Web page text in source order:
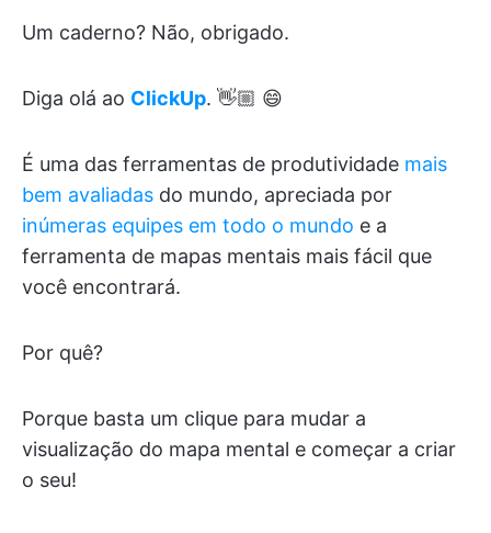
Um caderno? Não, obrigado.
Diga olá ao ClickUp. 👋🏼 😄
É uma das ferramentas de produtividade mais
bem avaliadas do mundo, apreciada por
inúmeras equipes em todo o mundo e a
ferramenta de mapas mentais mais fácil que
você encontrará.
Por quê?
Porque basta um clique para mudar a
visualização do mapa mental e começar a criar
o seu!